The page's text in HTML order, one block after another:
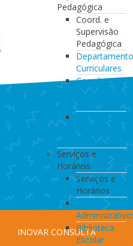
Pedagógica
Coord. e
Supervisão
Pedagógica
Curriculares
Coordenação
da Direção
de Turma
Coordenação
de
Serviços e
Horários
Serviços e
Horários
Serviços
Biblioteca
Escolar
INOVAR CONSULTA